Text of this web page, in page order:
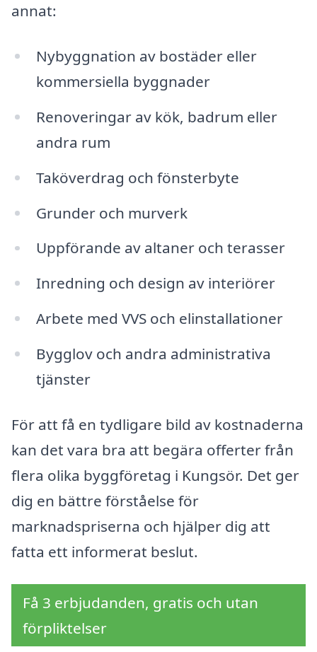
annat:
Nybyggnation av bostäder eller
kommersiella byggnader
Renoveringar av kök, badrum eller
andra rum
Taköverdrag och fönsterbyte
Grunder och murverk
Uppförande av altaner och terasser
Inredning och design av interiörer
Arbete med VVS och elinstallationer
Bygglov och andra administrativa
tjänster
För att få en tydligare bild av kostnaderna
kan det vara bra att begära offerter från
flera olika byggföretag i Kungsör. Det ger
dig en bättre förståelse för
marknadspriserna och hjälper dig att
fatta ett informerat beslut.
Få 3 erbjudanden, gratis och utan
förpliktelser